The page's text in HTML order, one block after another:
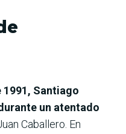
1991, Santiago
un atentado
Caballero. En